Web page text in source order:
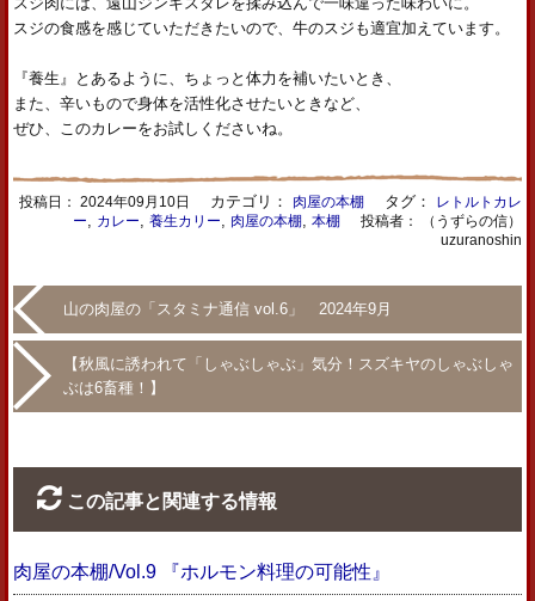
スジの食感を感じていただきたいので、牛のスジも適宜加えています。
『養生』とあるように、ちょっと体力を補いたいとき、
また、辛いもので身体を活性化させたいときなど、
ぜひ、このカレーをお試しくださいね。
投稿日： 2024年09月10日 カテゴリ： 肉屋の本棚タグ：
レトルトカレ
ー
カレー 養生カリー 肉屋の本棚, 本棚
投稿者： （うずらの信）
uzuranoshin
山の肉屋の「スタミナ通信 vol.6」 2024年9月
【秋風に誘われて「しゃぶしゃぶ」気分！スズキヤのしゃぶしゃ
ぶは6畜種！】
この記事と関連する情報
肉屋の本棚/Vol.9 『ホルモン料理の可能性』